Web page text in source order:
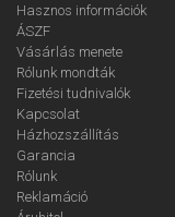
Hasznos információk
ÁSZF
Vásárlás menete
Rólunk mondták
Fizetési tudnivalók
Kapcsolat
Házhozszállítás
Garancia
Rólunk
Reklamáció